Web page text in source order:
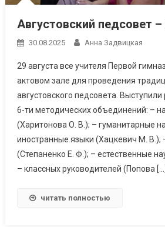
Августовский педсовет –
30.08.2025 Анна Задвицкая
29 августа все учителя Первой
актовом зале для проведения
августовского педсовета.
6-ти методических объединений: –
(Харитонова О. В.); – гуманитарные
иностранные языки (Хацкевич М. В.);
(Степаненко Е. Ф.); – естественные
– классных руководителей (Попова […]
читать полностью